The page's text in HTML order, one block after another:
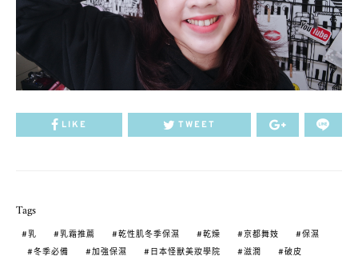
LIKE TWEET
Tags
乳 乳霜推薦 乾性肌冬季保濕 乾燥 京都舞妓
保濕
冬季必備
加強保濕 日本怪獸美妝學院 滋潤
破皮